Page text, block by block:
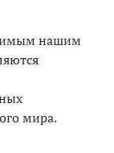
нашим
мира.